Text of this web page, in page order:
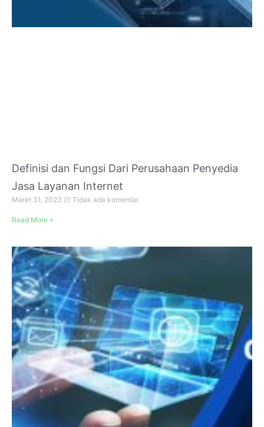
Definisi dan Fungsi Dari Perusahaan Penyedia
Jasa Layanan Internet
Maret 31, 2023 Tidak ada komentar
Read More »